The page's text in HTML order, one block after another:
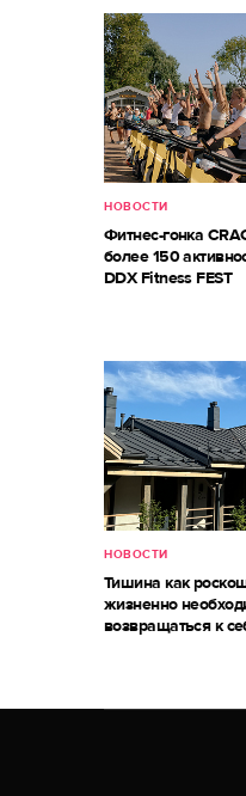
НОВОСТИ
Фитнес-гонка
более 150
DDX Fitness FEST
НОВОСТИ
Тишина как
жизненно
возвращаться к